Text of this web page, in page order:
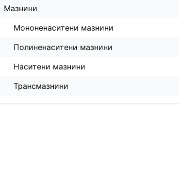
Мазнини
Мононенаситени мазнини
Полиненаситени мазнини
Наситени мазнини
Трансмазнини